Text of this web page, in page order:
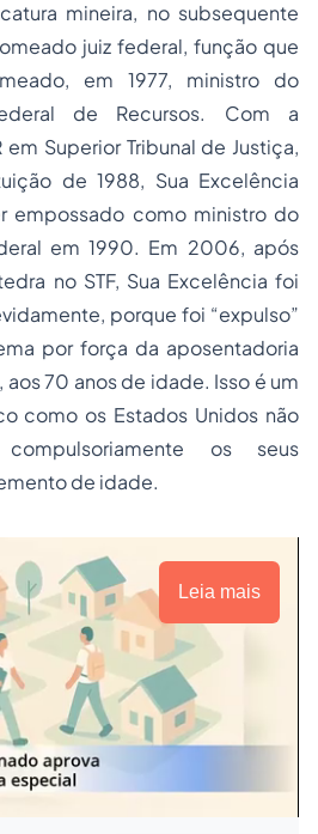
mineira, no subsequente
juiz federal, função que
em 1977, ministro do
de Recursos. Com a
Superior Tribunal de Justiça,
de 1988, Sua Excelência
empossado como ministro do
em 1990. Em 2006, após
no STF, Sua Excelência foi
porque foi “expulso”
por força da aposentadoria
70 anos de idade. Isso é um
como os Estados Unidos não
os seus
de idade.
Leia mais